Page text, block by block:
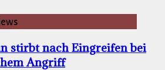
stirbt nach Eingreifen bei
Angriff